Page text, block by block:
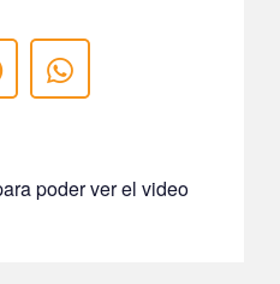
poder ver el video